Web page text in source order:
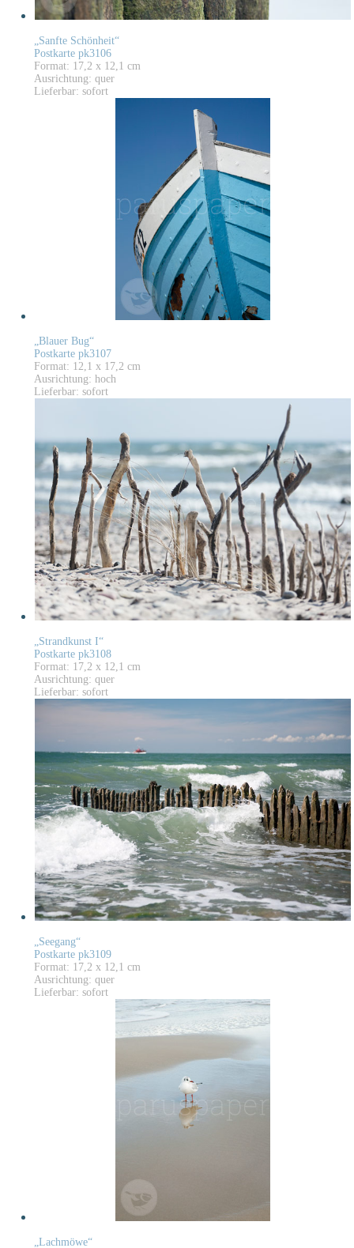
„Sanfte Schönheit“
Postkarte pk3106
Format: 17,2 x 12,1 cm
Ausrichtung: quer
Lieferbar: sofort
„Blauer Bug“
Postkarte pk3107
Format: 12,1 x 17,2 cm
Ausrichtung: hoch
Lieferbar: sofort
„Strandkunst I“
Postkarte pk3108
Format: 17,2 x 12,1 cm
Ausrichtung: quer
Lieferbar: sofort
„Seegang“
Postkarte pk3109
Format: 17,2 x 12,1 cm
Ausrichtung: quer
Lieferbar: sofort
„Lachmöwe“